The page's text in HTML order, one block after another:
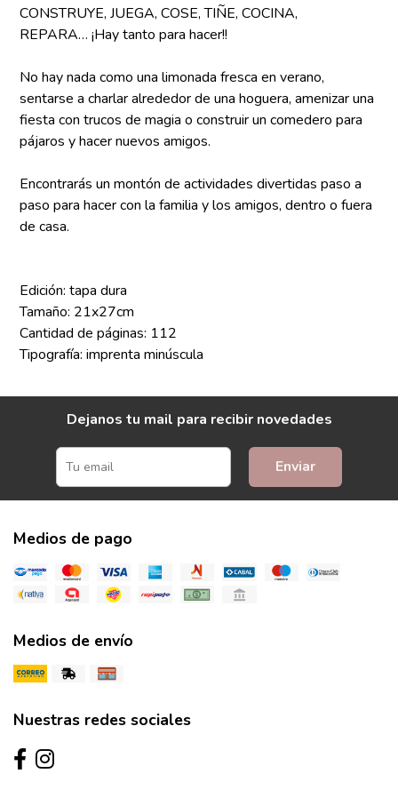
CONSTRUYE, JUEGA, COSE, TIÑE, COCINA,
REPARA… ¡Hay tanto para hacer!!
No hay nada como una limonada fresca en verano,
sentarse a charlar alrededor de una hoguera, amenizar una
fiesta con trucos de magia o construir un comedero para
pájaros y hacer nuevos amigos.
Encontrarás un montón de actividades divertidas paso a
paso para hacer con la familia y los amigos, dentro o fuera
de casa.
Edición: tapa dura
Tamaño: 21x27cm
Cantidad de páginas: 112
Tipografía: imprenta minúscula
Dejanos tu mail para recibir novedades
Enviar
Medios de pago
Medios de envío
Nuestras redes sociales